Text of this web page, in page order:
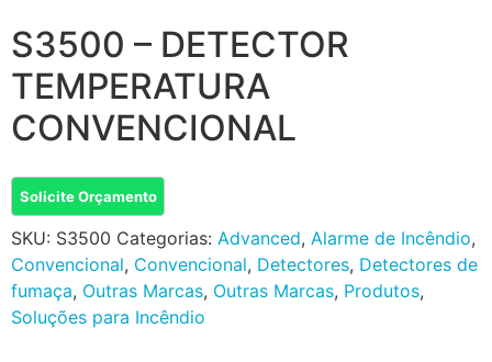
S3500 – DETECTOR
TEMPERATURA
CONVENCIONAL
Solicite Orçamento
SKU: S3500 Categorias: Advanced, Alarme de Incêndio,
Convencional, Convencional, Detectores, Detectores de
fumaça, Outras Marcas, Outras Marcas, Produtos,
Soluções para Incêndio